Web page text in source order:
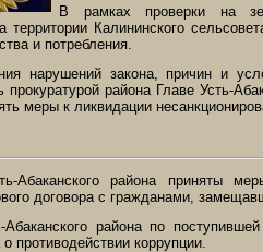
В рамках проверки на
территории Калининского
и потребления.
нарушений закона, причин и
прокуратурой района Главе Усть-
меры к ликвидации
Абаканского района приняты
договора с гражданами,
Абаканского района по
противодействии коррупции.